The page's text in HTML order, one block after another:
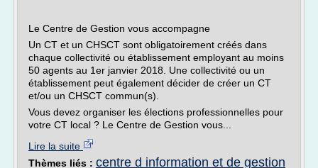
Le Centre de Gestion vous accompagne
Un CT et un CHSCT sont obligatoirement créés dans
chaque collectivité ou établissement employant au moins
50 agents au 1er janvier 2018. Une collectivité ou un
établissement peut également décider de créer un CT
et/ou un CHSCT commun(s).
Vous devez organiser les élections professionnelles pour
votre CT local ? Le Centre de Gestion vous...
Lire la suite
Thèmes liés : centre d information et de gestion